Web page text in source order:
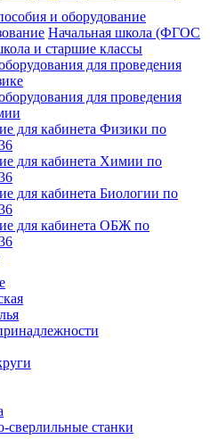
и оборудование
Начальная школа (ФГОС
и старшие классы
для проведения
для проведения
для кабинета Физики по
для кабинета Химии по
для кабинета Биологии по
для кабинета ОБЖ по
сверлильные станки